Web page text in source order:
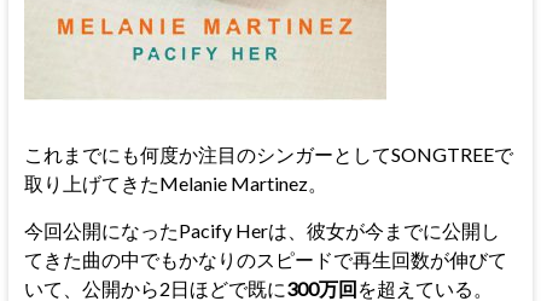
これまでにも何度か注目のシンガーとしてSONGTREEで
取り上げてきたMelanie Martinez。
今回公開になったPacify Herは、彼女が今までに公開し
てきた曲の中でもかなりのスピードで再生回数が伸びて
いて、公開から2日ほどで既に300万回を超えている。